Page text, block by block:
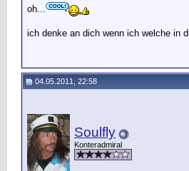
oh...
ich denke an dich wenn ich welche in
04.05.2011, 22:58
Soulfly
Konteradmiral